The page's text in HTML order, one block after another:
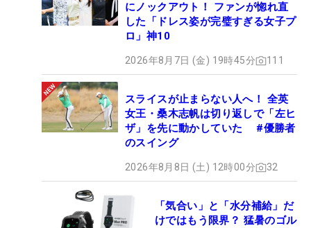
にノックアウト！ ファンが惚れ直
した「ドレス姿が完璧すぎる女子プ
ロ」神10
2026年8月7日 (金) 19時45分 111
スライスが止まらない人へ！ 全英
女王・桑木志帆は切り返しで「左ヒ
ザ」を先に動かしていた #優勝者
のスイング
2026年8月8日 (土) 12時00分 32
「気合い」と「水分補給」だ
けではもう限界？ 猛暑のゴル